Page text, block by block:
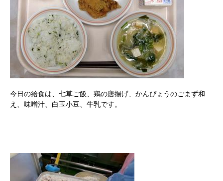
今日の給食は、七草ご飯、鶏の唐揚げ、かんぴょうのごまず和
え、味噌汁、白玉小豆、牛乳です。